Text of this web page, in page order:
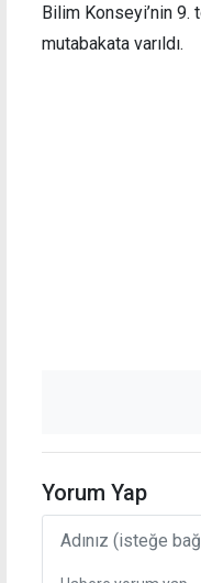
Bilim Konseyi’nin 9.
mutabakata varıldı.
Yorum Yap